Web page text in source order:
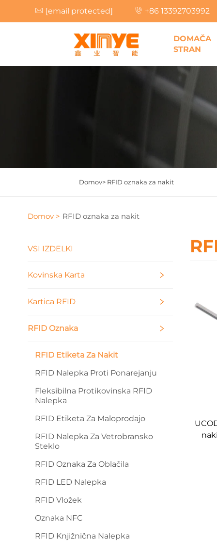
[email protected] +86 13392703992
DOMAČA
STRAN
Domov> RFID oznaka za nakit
Domov > RFID oznaka za nakit
VSI IZDELKI
Kovinska Karta
Kartica RFID
RFID Oznaka
RFID Etiketa Za Nakit
RFID Nalepka Proti Ponarejanju
Fleksibilna Protikovinska RFID
Nalepka
RFID Etiketa Za Maloprodajo
RFID Nalepka Za Vetrobransko
Steklo
RFID Oznaka Za Oblačila
RFID LED Nalepka
RFID Vložek
Oznaka NFC
RFID Knjižnična Nalepka